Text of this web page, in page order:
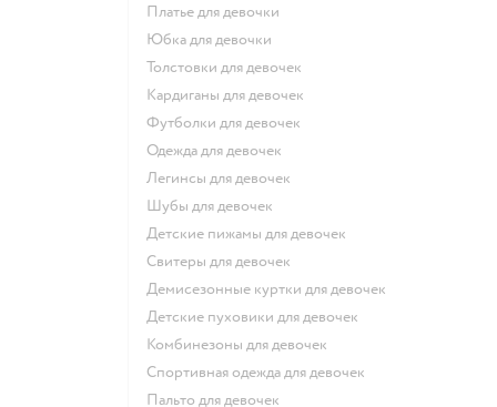
Платье для девочки
Юбка для девочки
Толстовки для девочек
Кардиганы для девочек
Футболки для девочек
Одежда для девочек
Легинсы для девочек
Шубы для девочек
Детские пижамы для девочек
Свитеры для девочек
Демисезонные куртки для девочек
Детские пуховики для девочек
Комбинезоны для девочек
Спортивная одежда для девочек
Пальто для девочек